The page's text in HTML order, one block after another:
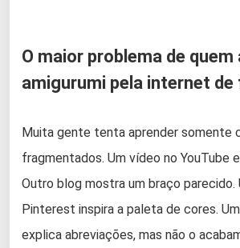
O maior problema de quem
amigurumi pela internet
Muita gente tenta aprender somente
fragmentados. Um vídeo no YouTube
Outro blog mostra um braço parecido.
Pinterest inspira a paleta de cores.
explica abreviações, mas não o